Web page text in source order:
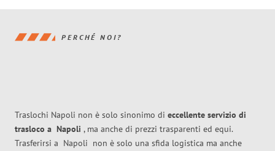
PERCHÉ NOI?
Traslochi Napoli non è solo sinonimo di eccellente servizio di
trasloco a Napoli , ma anche di prezzi trasparenti ed equi.
Trasferirsi a Napoli non è solo una sfida logistica ma anche